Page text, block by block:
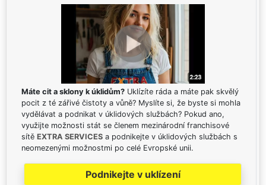
Máte cit a sklony k úklidům? Uklízíte ráda a máte pak skvělý
pocit z té zářivé čistoty a vůně? Myslíte si, že byste si mohla
vydělávat a podnikat v úklidových službách? Pokud ano,
využijte možnosti stát se členem mezinárodní franchisové
sítě EXTRA SERVICES a podnikejte v úklidových službách s
neomezenými možnostmi po celé Evropské unii.
Podnikejte v uklízení